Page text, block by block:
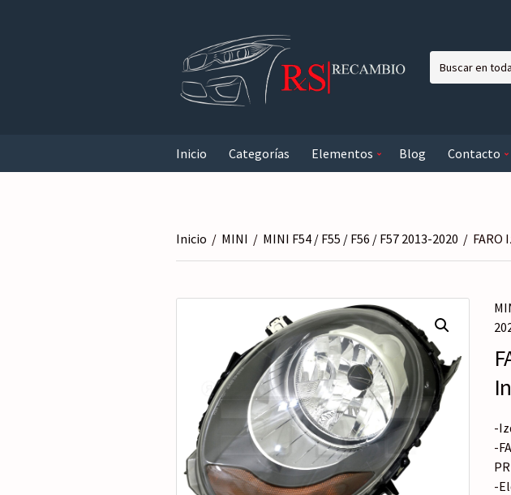
e
l
e
g
o
r
í
a
Inicio Categorías Elementos Blog Contacto
Inicio / MINI / MINI F54 / F55 / F56 / F57 2013-2020 /
-
-
-